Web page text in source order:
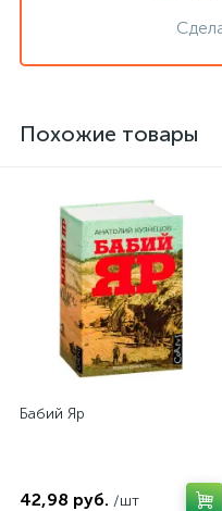
Похожие товары
Бабий Яр
42,98 руб. /шт